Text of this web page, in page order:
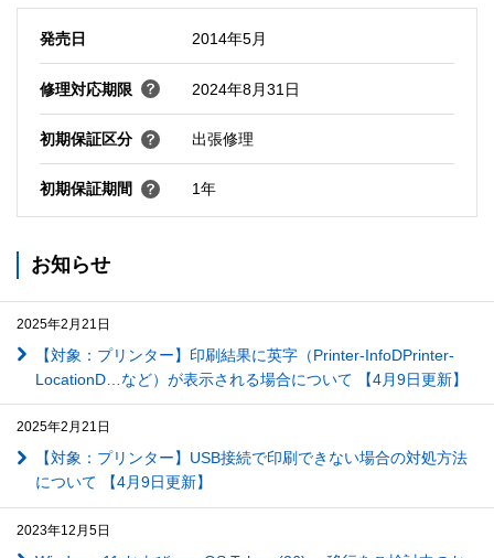
発売日 2014年5月
修理対応期限 2024年8月31日
初期保証区分 出張修理
初期保証期間 1年
お知らせ
2025年2月21日
【対象：プリンター】印刷結果に英字（Printer-InfoDPrinter-
LocationD…など）が表示される場合について 【4月9日更新】
2025年2月21日
【対象：プリンター】USB接続で印刷できない場合の対処方法
について 【4月9日更新】
2023年12月5日